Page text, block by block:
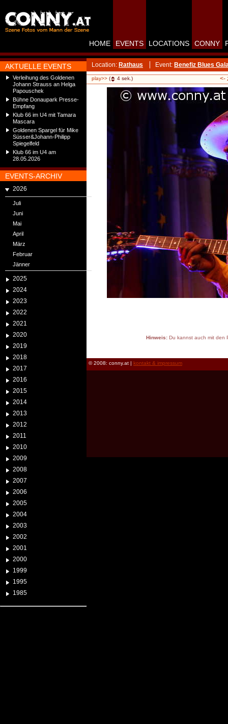
AKTUELLE EVENTS
Verleihung des Goldenen
Johann Strauss an Helga
Papouschek
Bühne Donaupark Presse-
Empfang
Klub 66 im U4 mit Tamara
Mascara
Goldenen Spargel für Mike
Süsser&Johann-Philipp
Spiegelfeld
Klub 66 im U4 am
28.05.2026
EVENTS-ARCHIV
2026
Juli
Juni
Mai
April
März
Februar
Jänner
2025
2024
2023
2022
2021
2020
2019
2018
2017
2016
2015
2014
2013
2012
2011
2010
2009
2008
2007
2006
2005
2004
2003
2002
2001
2000
1999
1995
1985
HOME EVENTS LOCATIONS CONNY
Location: Rathaus Event: Benefiz Blues
play>> ( 4 sek.) <-
Hinweis:Du kannst auch mit den
© 2008: conny.at | kontakt & impressum